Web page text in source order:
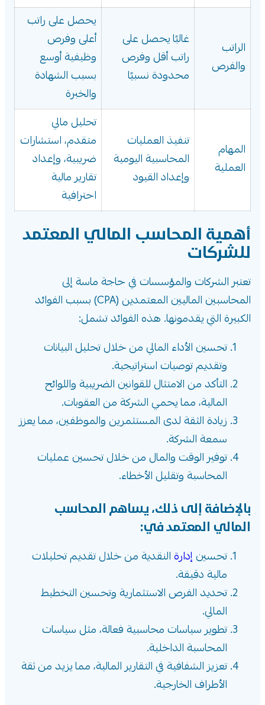
الراتب
والفرص
غالبًا يحصل على
راتب أقل وفرص
محدودة نسبيًا
يحصل على راتب
أعلى وفرص
وظيفية أوسع
بسبب الشهادة
والخبرة
المهام
العملية
تنفيذ العمليات
المحاسبية اليومية
وإعداد القيود
تحليل مالي
متقدم، استشارات
ضريبية، وإعداد
تقارير مالية
احترافية
أهمية المحاسب المالي المعتمد
للشركات
تعتبر الشركات والمؤسسات في حاجة ماسة إلى
المحاسبين الماليين المعتمدين (CPA) بسبب الفوائد
الكبيرة التي يقدمونها. هذه الفوائد تشمل:
تحسين الأداء المالي من خلال تحليل البيانات
وتقديم توصيات استراتيجية.
التأكد من الامتثال للقوانين الضريبية واللوائح
المالية، مما يحمي الشركة من العقوبات.
زيادة الثقة لدى المستثمرين والموظفين، مما يعزز
سمعة الشركة.
توفير الوقت والمال من خلال تحسين عمليات
المحاسبة وتقليل الأخطاء.
بالإضافة إلى ذلك، يساهم المحاسب
المالي المعتمد في:
تحسين إدارة النقدية من خلال تقديم تحليلات
مالية دقيقة.
تحديد الفرص الاستثمارية وتحسين التخطيط
المالي.
تطوير سياسات محاسبية فعالة، مثل سياسات
المحاسبة الداخلية.
تعزيز الشفافية في التقارير المالية، مما يزيد من ثقة
الأطراف الخارجية.